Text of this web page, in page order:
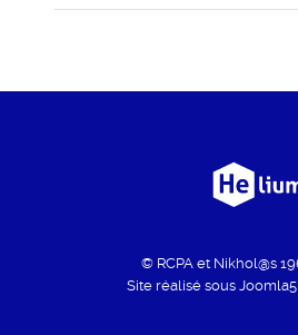
© RCPA et Nikhol@s
Site réalisé sous